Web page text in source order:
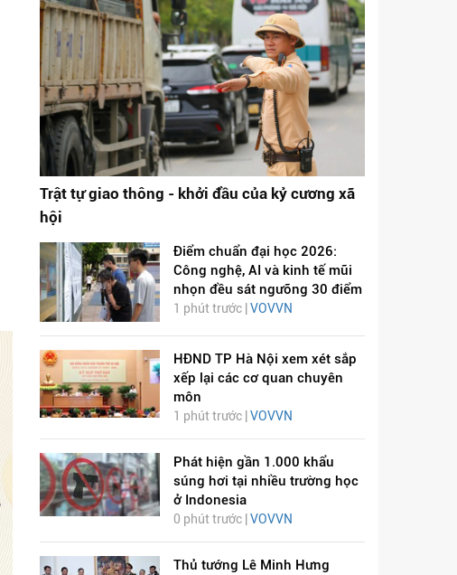
Trật tự giao thông - khởi đầu của kỷ cương xã
hội
Điểm chuẩn đại học 2026:
Công nghệ, AI và kinh tế mũi
nhọn đều sát ngưỡng 30 điểm
1 phút trước | VOVVN
HĐND TP Hà Nội xem xét sắp
xếp lại các cơ quan chuyên
môn
1 phút trước | VOVVN
Phát hiện gần 1.000 khẩu
súng hơi tại nhiều trường học
ở Indonesia
0 phút trước | VOVVN
Thủ tướng Lê Minh Hưng